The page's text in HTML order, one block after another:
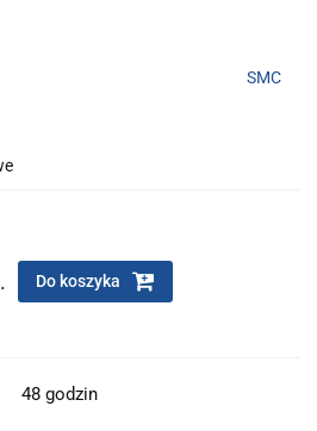
SMC
Do koszyka
48 godzin